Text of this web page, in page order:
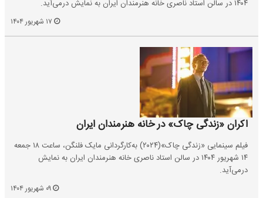
۱۴۰۴ در سالن استاد ناصری خانه هنرمندان ایران به نمایش درمی‌آید.
اکران «زندگی چاک»‏ در خانه هنرمندان ایران
فیلم سینمایی «زندگی‌ چاک»‏(۲۰۲۴) به‌کارگردانی مایک فلنگن، ساعت ۱۸ جمعه
۱۴ شهریور ۱۴۰۴ در سالن استاد ناصری خانه هنرمندان ایران به نمایش
درمی‌آید.